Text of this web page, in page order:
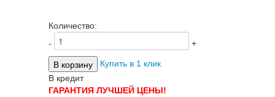
Количество:
-
+
Купить в 1 клик
В кредит
ГАРАНТИЯ ЛУЧШЕЙ ЦЕНЫ!